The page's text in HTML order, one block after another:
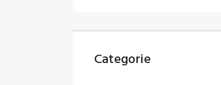
Categorie